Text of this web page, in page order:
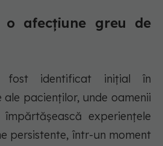
o afecțiune greu de
fost identificat inițial în
pacienților, unde oamenii
experiențele
persistente, într-un moment